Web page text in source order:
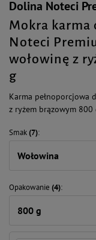
Dolina Noteci
Mokra karma
Noteci
wołowinę z
g
Karma pełnoporcjowa
z ryżem brązowym 800
Smak(7)
Wołowina
Opakowanie (4)
800 g